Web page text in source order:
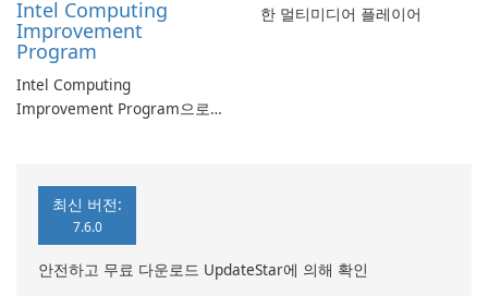
Intel Computing
Improvement
Program
Intel Computing
Improvement Program으로
한 멀티미디어 플레이어
최신 버전:
7.6.0
안전하고 무료 다운로드 UpdateStar에 의해 확인